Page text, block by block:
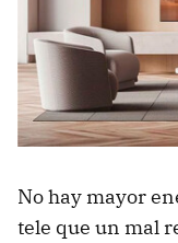
No hay mayor
tele que un mal